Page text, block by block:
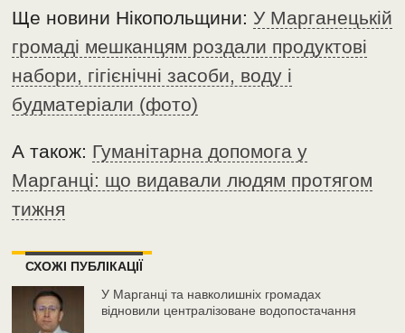
Ще новини Нікопольщини:У Марганецькій
громаді мешканцям роздали продуктові
набори, гігієнічні засоби, воду і
будматеріали (фото)
А також: Гуманітарна допомога у
Марганці: що видавали людям протягом
тижня
СХОЖІ ПУБЛІКАЦІЇ
У Марганці та навколишніх громадах
відновили централізоване водопостачання